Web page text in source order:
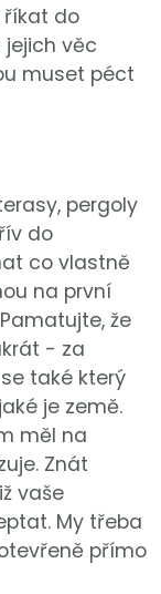
říkat do
jejich věc
muset péct
pergoly
do
co vlastně
na první
že
- za
také který
je země.
měl na
Znát
vaše
My třeba
přímo